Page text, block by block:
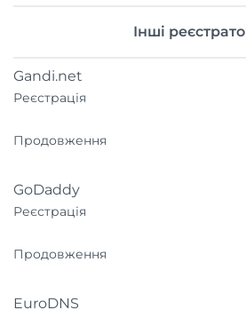
Інші
Gandi.net
Реєстрація
Продовження
GoDaddy
Реєстрація
Продовження
EuroDNS